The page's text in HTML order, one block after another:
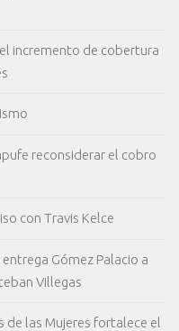
incremento de cobertura
reconsiderar el cobro
con Travis Kelce
Gómez Palacio a
Villegas
de las Mujeres fortalece el